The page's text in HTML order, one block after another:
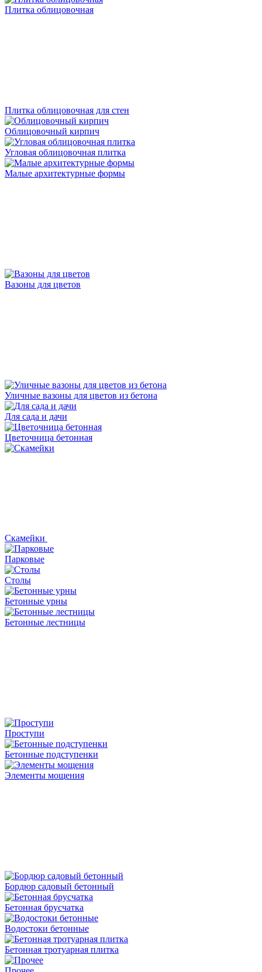
Плитка облицовочная
Плитка облицовочная для стен
Облицовочный кирпич
Угловая облицовочная плитка
Малые архитектурные формы
Вазоны для цветов
Уличные вазоны для цветов из бетона
Для сада и дачи
Цветочница бетонная
Скамейки
Парковые
Столы
Бетонные урны
Бетонные лестницы
Проступи
Бетонные подступенки
Элементы мощения
Бордюр садовый бетонный
Бетонная брусчатка
Водостоки бетонные
Бетонная тротуарная плитка